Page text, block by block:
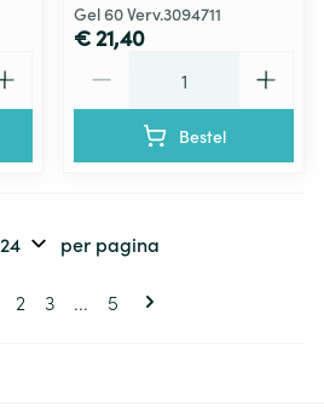
Gel 60 Verv.3094711
€ 21,40
Bestel
Pagina's
lees momenteel pagina
Pagina
2 Pagina
3 ... Pagina
5
per pagina